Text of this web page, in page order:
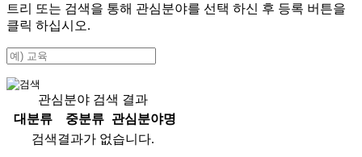
트리 또는 검색을 통해 관심분야를 선택 하신 후 등록 버튼을
클릭 하십시오.
관심분야 검색 결과
대분류
중분류
관심분야명
검색결과가 없습니다.